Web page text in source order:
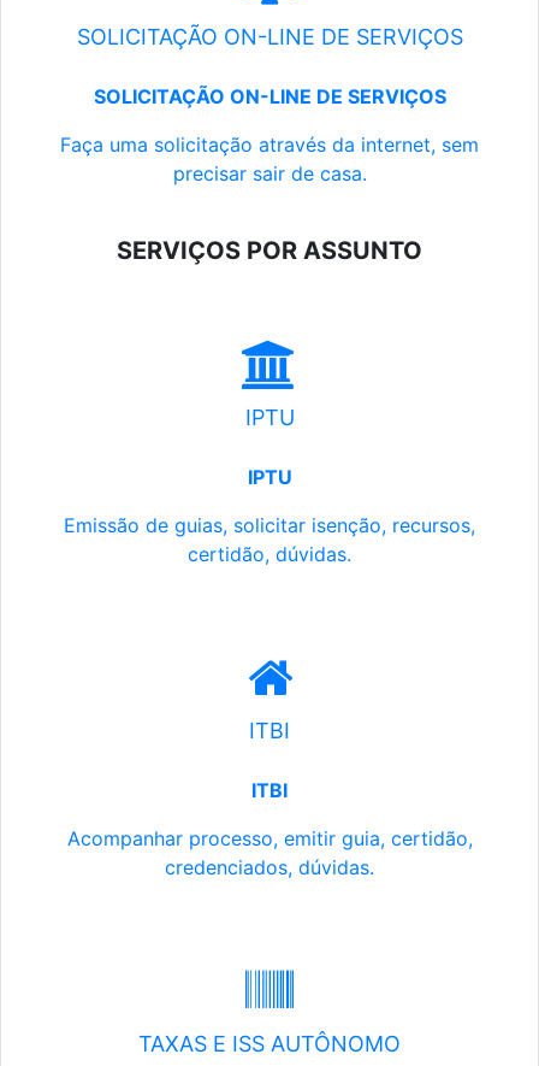
SOLICITAÇÃO ON-LINE DE SERVIÇOS
SOLICITAÇÃO ON-LINE DE SERVIÇOS
Faça uma solicitação através da internet, sem
precisar sair de casa.
SERVIÇOS POR ASSUNTO
IPTU
IPTU
Emissão de guias, solicitar isenção, recursos,
certidão, dúvidas.
ITBI
ITBI
Acompanhar processo, emitir guia, certidão,
credenciados, dúvidas.
TAXAS E ISS AUTÔNOMO